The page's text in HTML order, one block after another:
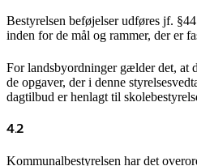
Bestyrelsen beføjelser udføres jf.
inden for de mål og rammer, der er
For landsbyordninger gælder det, at
de opgaver, der i denne
dagtilbud er henlagt til
4.2
Kommunalbestyrelsen har det